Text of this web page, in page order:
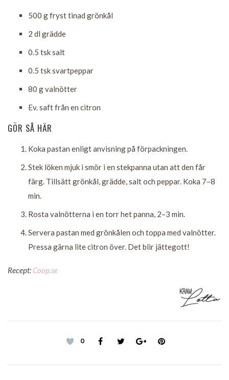
500 gfryst tinad grönkål
2 dl grädde
0.5 tsksalt
0.5 tsksvartpeppar
80 gvalnötter
Ev. saft från en citron
GÖR SÅ HÄR
Koka pastan enligt anvisning på förpackningen.
Stek löken mjuk i smör i en stekpanna utan att den får
färg. Tillsätt grönkål, grädde, salt och peppar. Koka 7–8
min.
Rosta valnötterna i en torr het panna, 2–3 min.
Servera pastan med grönkålen och toppa med valnötter.
Pressa gärna lite citron över. Det blir jättegott!
Recept: Coop.se
0